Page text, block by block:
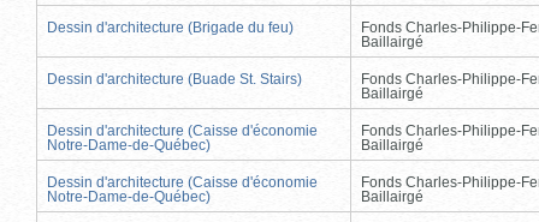
Dessin d'architecture (Brigade du feu)
Fonds Charles-Philippe-
Baillairgé
Dessin d'architecture (Buade St. Stairs)
Fonds Charles-Philippe-
Baillairgé
Dessin d'architecture (Caisse d'économie
Notre-Dame-de-Québec)
Fonds Charles-Philippe-
Baillairgé
Dessin d'architecture (Caisse d'économie
Notre-Dame-de-Québec)
Fonds Charles-Philippe-
Baillairgé